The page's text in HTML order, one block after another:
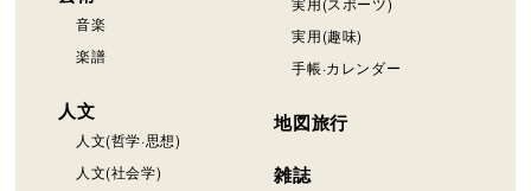
音楽
楽譜
人文
人文(哲学·思想)
人文(社会学)
実用(趣味)
手帳·カレンダー
地図旅行
雑誌